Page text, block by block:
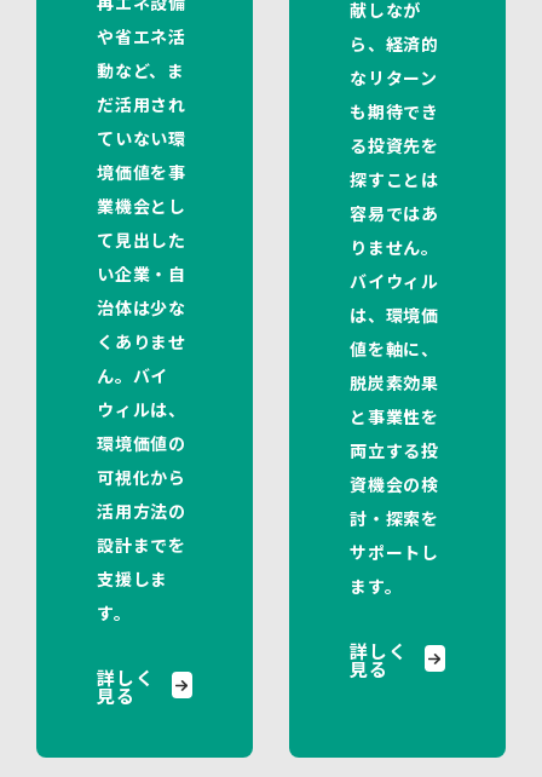
や省エネ活
動など、ま
だ活用され
ていない環
境価値を事
業機会とし
て見出した
い企業・自
治体は少な
くありませ
ん。バイ
ウィルは、
環境価値の
可視化から
活用方法の
設計までを
支援しま
す。
詳しく
見る
献しなが
ら、経済的
なリターン
も期待でき
る投資先を
探すことは
容易ではあ
りません。
バイウィル
は、環境価
値を軸に、
脱炭素効果
と事業性を
両立する投
資機会の検
討・探索を
サポートし
ます。
詳しく
見る